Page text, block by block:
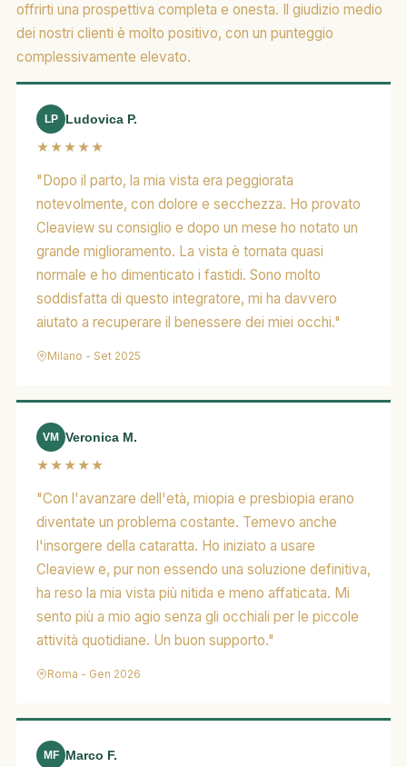
offrirti una prospettiva completa e onesta. Il giudizio medio
dei nostri clienti è molto positivo, con un punteggio
complessivamente elevato.
LP
Ludovica P.
★★★★★
"Dopo il parto, la mia vista era peggiorata
notevolmente, con dolore e secchezza. Ho provato
Cleaview su consiglio e dopo un mese ho notato un
grande miglioramento. La vista è tornata quasi
normale e ho dimenticato i fastidi. Sono molto
soddisfatta di questo integratore, mi ha davvero
aiutato a recuperare il benessere dei miei occhi."
Milano - Set 2025
VM Veronica M.
★★★★★
"Con l'avanzare dell'età, miopia e presbiopia erano
diventate un problema costante. Temevo anche
l'insorgere della cataratta. Ho iniziato a usare
Cleaview e, pur non essendo una soluzione definitiva,
ha reso la mia vista più nitida e meno affaticata. Mi
sento più a mio agio senza gli occhiali per le piccole
attività quotidiane. Un buon supporto."
Roma - Gen 2026
MF Marco F.